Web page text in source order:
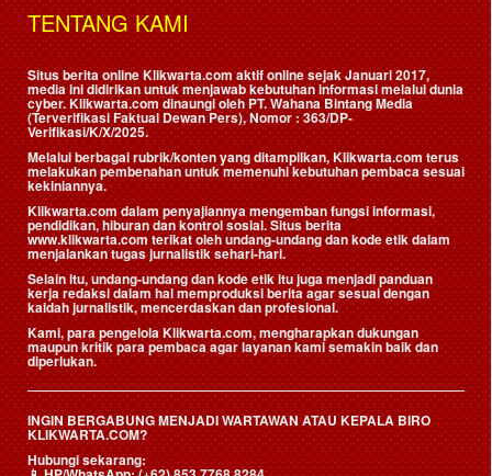
TENTANG KAMI
Situs berita online Klikwarta.com aktif online sejak Januari 2017,
media ini didirikan untuk menjawab kebutuhan informasi melalui dunia
cyber. Klikwarta.com dinaungi oleh PT. Wahana Bintang Media
(Terverifikasi Faktual Dewan Pers), Nomor : 363/DP-
Verifikasi/K/X/2025.
Melalui berbagai rubrik/konten yang ditampilkan, Klikwarta.com terus
melakukan pembenahan untuk memenuhi kebutuhan pembaca sesuai
kekiniannya.
Klikwarta.com dalam penyajiannya mengemban fungsi informasi,
pendidikan, hiburan dan kontrol sosial. Situs berita
www.klikwarta.com terikat oleh undang-undang dan kode etik dalam
menjalankan tugas jurnalistik sehari-hari.
Selain itu, undang-undang dan kode etik itu juga menjadi panduan
kerja redaksi dalam hal memproduksi berita agar sesuai dengan
kaidah jurnalistik, mencerdaskan dan profesional.
Kami, para pengelola Klikwarta.com, mengharapkan dukungan
maupun kritik para pembaca agar layanan kami semakin baik dan
diperlukan.
INGIN BERGABUNG MENJADI WARTAWAN ATAU KEPALA BIRO
KLIKWARTA.COM?
Hubungi sekarang: